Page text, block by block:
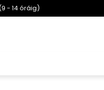
- 14 óráig)